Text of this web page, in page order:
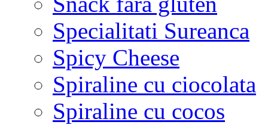
Specialitati Sureanca
Spicy Cheese
Spiraline cu ciocolata
Spiraline cu cocos